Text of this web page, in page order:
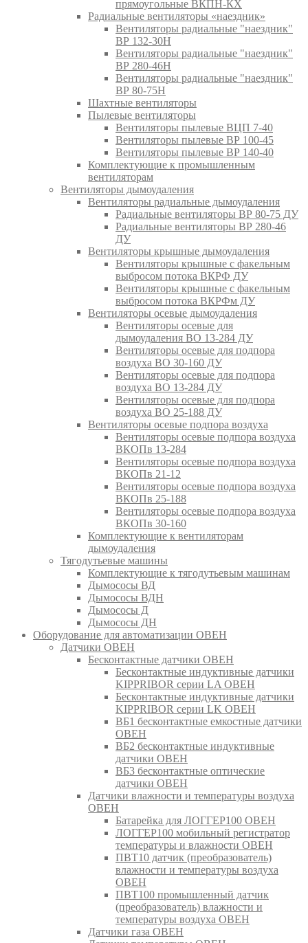
прямоугольные ВКПН-КХ
Радиальные вентиляторы «наездник»
Вентиляторы радиальные "наездник"
ВР 132-30Н
Вентиляторы радиальные "наездник"
ВР 280-46Н
Вентиляторы радиальные "наездник"
ВР 80-75Н
Шахтные вентиляторы
Пылевые вентиляторы
Вентиляторы пылевые ВЦП 7-40
Вентиляторы пылевые ВР 100-45
Вентиляторы пылевые ВР 140-40
Комплектующие к промышленным
вентиляторам
Вентиляторы дымоудаления
Вентиляторы радиальные дымоудаления
Радиальные вентиляторы ВР 80-75 ДУ
Радиальные вентиляторы ВР 280-46
ДУ
Вентиляторы крышные дымоудаления
Вентиляторы крышные с факельным
выбросом потока ВКРФ ДУ
Вентиляторы крышные с факельным
выбросом потока ВКРФм ДУ
Вентиляторы осевые дымоудаления
Вентиляторы осевые для
дымоудаления ВО 13-284 ДУ
Вентиляторы осевые для подпора
воздуха ВО 30-160 ДУ
Вентиляторы осевые для подпора
воздуха ВО 13-284 ДУ
Вентиляторы осевые для подпора
воздуха ВО 25-188 ДУ
Вентиляторы осевые подпора воздуха
Вентиляторы осевые подпора воздуха
ВКОПв 13-284
Вентиляторы осевые подпора воздуха
ВКОПв 21-12
Вентиляторы осевые подпора воздуха
ВКОПв 25-188
Вентиляторы осевые подпора воздуха
ВКОПв 30-160
Комплектующие к вентиляторам
дымоудаления
Тягодутьевые машины
Комплектующие к тягодутьевым машинам
Дымососы ВД
Дымососы ВДН
Дымососы Д
Дымососы ДН
Оборудование для автоматизации ОВЕН
Датчики ОВЕН
Бесконтактные датчики ОВЕН
Бесконтактные индуктивные датчики
KIPPRIBOR серии LA ОВЕН
Бесконтактные индуктивные датчики
KIPPRIBOR серии LK ОВЕН
ВБ1 бесконтактные емкостные датчики
ОВЕН
ВБ2 бесконтактные индуктивные
датчики ОВЕН
ВБ3 бесконтактные оптические
датчики ОВЕН
Датчики влажности и температуры воздуха
ОВЕН
Батарейка для ЛОГГЕР100 ОВЕН
ЛОГГЕР100 мобильный регистратор
температуры и влажности ОВЕН
ПВТ10 датчик (преобразователь)
влажности и температуры воздуха
ОВЕН
ПВТ100 промышленный датчик
(преобразователь) влажности и
температуры воздуха ОВЕН
Датчики газа ОВЕН